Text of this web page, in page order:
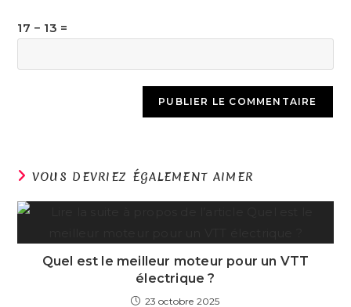
17 − 13 =
VOUS DEVRIEZ ÉGALEMENT AIMER
Quel est le meilleur moteur pour un VTT
électrique ?
23 octobre 2025